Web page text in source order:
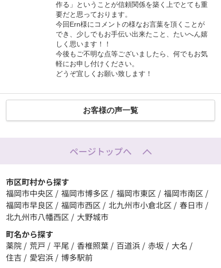
作る」ということが信頼関係を築く上でとても重
要だと思っております。
今回Ern様にコメントの様なお言葉を頂くことが
でき、少しでもお手伝い出来たこと、たいへん嬉
しく思います！！
今後もご不明な点等ございましたら、何でもお気
軽にお申し付けください。
どうぞ宜しくお願い致します！
お客様の声一覧
ページトップへ
市区町村から探す
福岡市中央区 / 福岡市博多区 / 福岡市東区 / 福岡市南区 /
福岡市早良区 / 福岡市西区 / 北九州市小倉北区 / 春日市 /
北九州市八幡西区 / 大野城市
町名から探す
薬院 / 荒戸 / 平尾 / 香椎照葉 / 百道浜 / 赤坂 / 大名 /
住吉 / 愛宕浜 / 博多駅前